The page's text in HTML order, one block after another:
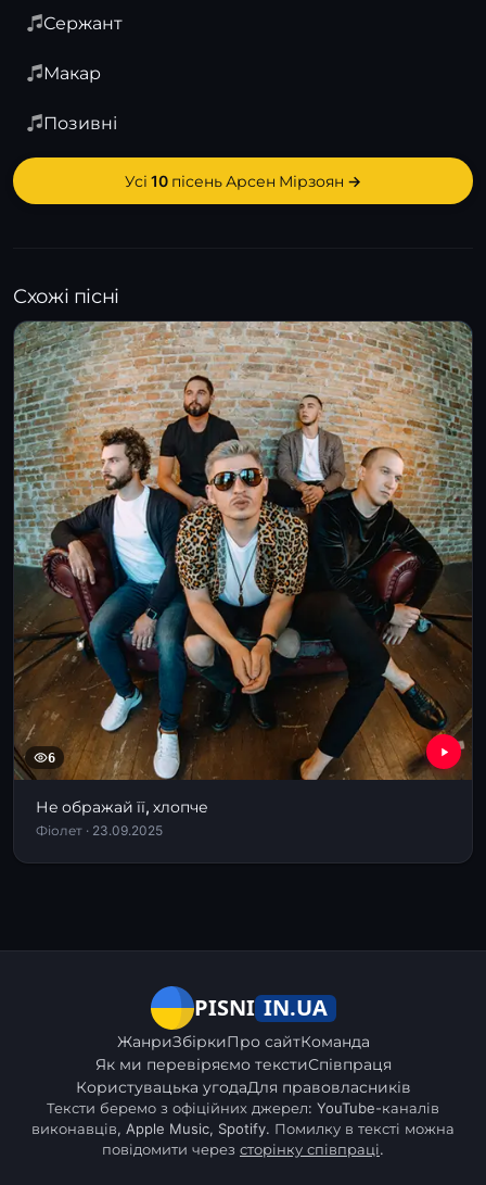
Сержант
Макар
Позивні
Усі 10 пісень Арсен Мірзоян →
Схожі пісні
6
Не ображай її, хлопче
Фіолет · 23.09.2025
PISNI IN.UA
ЖанриЗбіркиПро сайтКоманда
Як ми перевіряємо текстиСпівпраця
Користувацька угодаДля правовласників
Тексти беремо з офіційних джерел: YouTube-каналів
виконавців, Apple Music, Spotify. Помилку в тексті можна
повідомити через сторінку співпраці.